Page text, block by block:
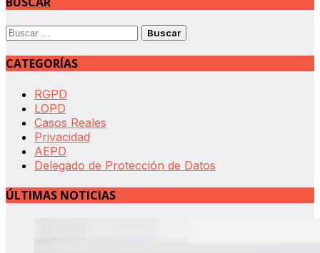
Buscar:
CATEGORÍAS
RGPD
LOPD
Casos Reales
Privacidad
AEPD
Delegado de Protección de Datos
ÚLTIMAS NOTICIAS